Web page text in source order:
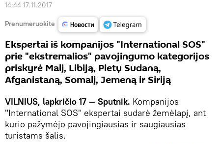
14:44 17.11.2017
Prenumeruokite
Ekspertai iš kompanijos "International SOS"
prie "ekstremalios" pavojingumo kategorijos
priskyrė Malį, Libiją, Pietų Sudaną,
Afganistaną, Somalį, Jemeną ir Siriją
VILNIUS, lapkričio 17 — Sputnik. Kompanijos
"International SOS" ekspertai sudarė žemėlapį, ant
kurio pažymėjo pavojingiausias ir saugiausias
turistams šalis.